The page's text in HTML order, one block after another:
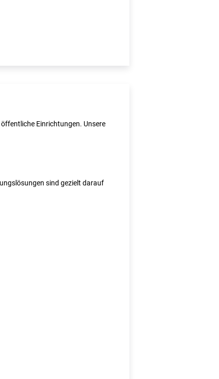
Einrichtungen. Unsere
sind gezielt darauf